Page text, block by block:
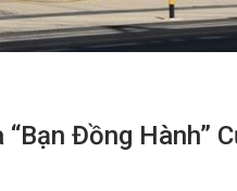
Đồng Hành”